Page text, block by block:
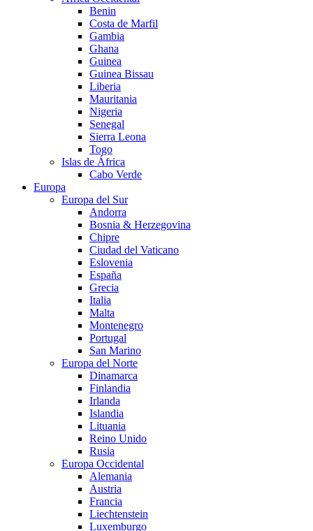
Benin
Costa de Marfil
Gambia
Ghana
Guinea
Guinea Bissau
Liberia
Mauritania
Nigeria
Senegal
Sierra Leona
Togo
Islas de África
Cabo Verde
Europa
Europa del Sur
Andorra
Bosnia & Herzegovina
Chipre
Ciudad del Vaticano
Eslovenia
España
Grecia
Italia
Malta
Montenegro
Portugal
San Marino
Europa del Norte
Dinamarca
Finlandia
Irlanda
Islandia
Lituania
Reino Unido
Rusia
Europa Occidental
Alemania
Austria
Francia
Liechtenstein
Luxemburgo